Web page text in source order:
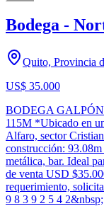
Bodega -
Quito, Provincia
US$ 35.000
BODEGA
115M *Ubicado en
Alfaro, sector
construcción:
metálica, bar. Ideal
de venta USD
requerimiento,
9 8 3 9 2 5 4 2&nbsp;